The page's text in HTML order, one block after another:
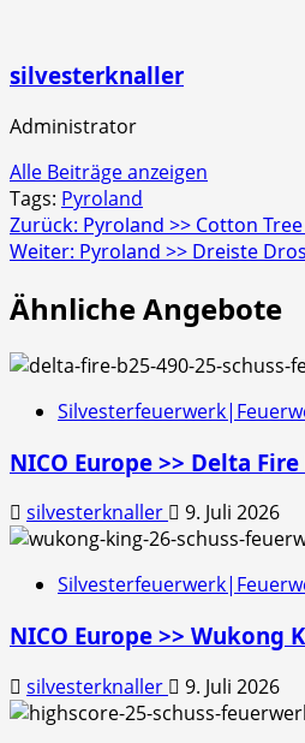
silvesterknaller
Administrator
Alle Beiträge anzeigen
Tags: Pyroland
Beitragsnavigation
Zurück: Pyroland >> Cotton
Weiter: Pyroland >> Dreiste
Ähnliche Angebote
NICO Europe >> Delta
silvesterknaller 9. Juli 2026
NICO Europe >> Wukong
silvesterknaller 9. Juli 2026